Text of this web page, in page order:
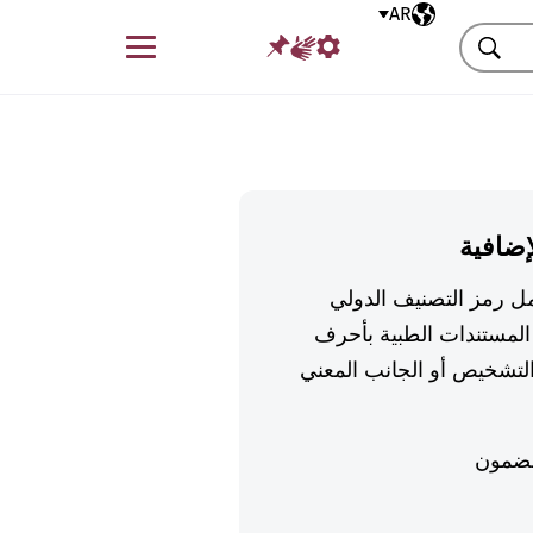
اللغة المختارةAR
قائمة
بحث
رمز التصنيف الدولي
الطبية بأحرف
أو الجانب المعني